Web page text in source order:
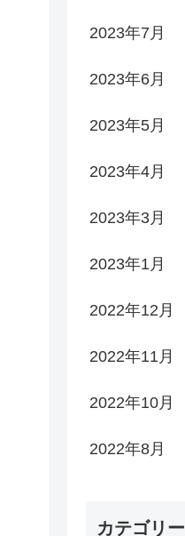
2023年7月
2023年6月
2023年5月
2023年4月
2023年3月
2023年1月
2022年12月
2022年11月
2022年10月
2022年8月
カテゴリー